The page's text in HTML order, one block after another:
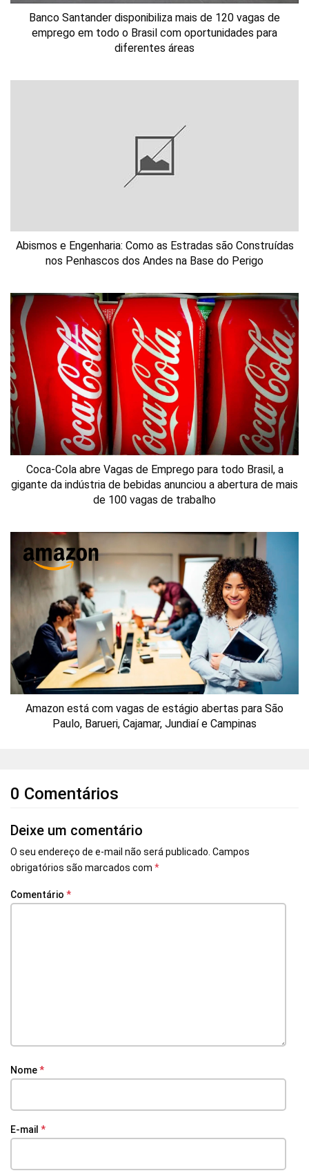
Banco Santander disponibiliza mais de 120 vagas de
emprego em todo o Brasil com oportunidades para
diferentes áreas
Abismos e Engenharia: Como as Estradas são Construídas
nos Penhascos dos Andes na Base do Perigo
Coca-Cola abre Vagas de Emprego para todo Brasil, a
gigante da indústria de bebidas anunciou a abertura de mais
de 100 vagas de trabalho
Amazon está com vagas de estágio abertas para São
Paulo, Barueri, Cajamar, Jundiaí e Campinas
0 Comentários
Deixe um comentário
O seu endereço de e-mail não será publicado. Campos
obrigatórios são marcados com *
Comentário *
Nome*
E-mail *